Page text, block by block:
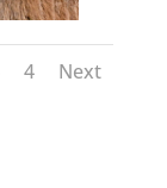
4 Next